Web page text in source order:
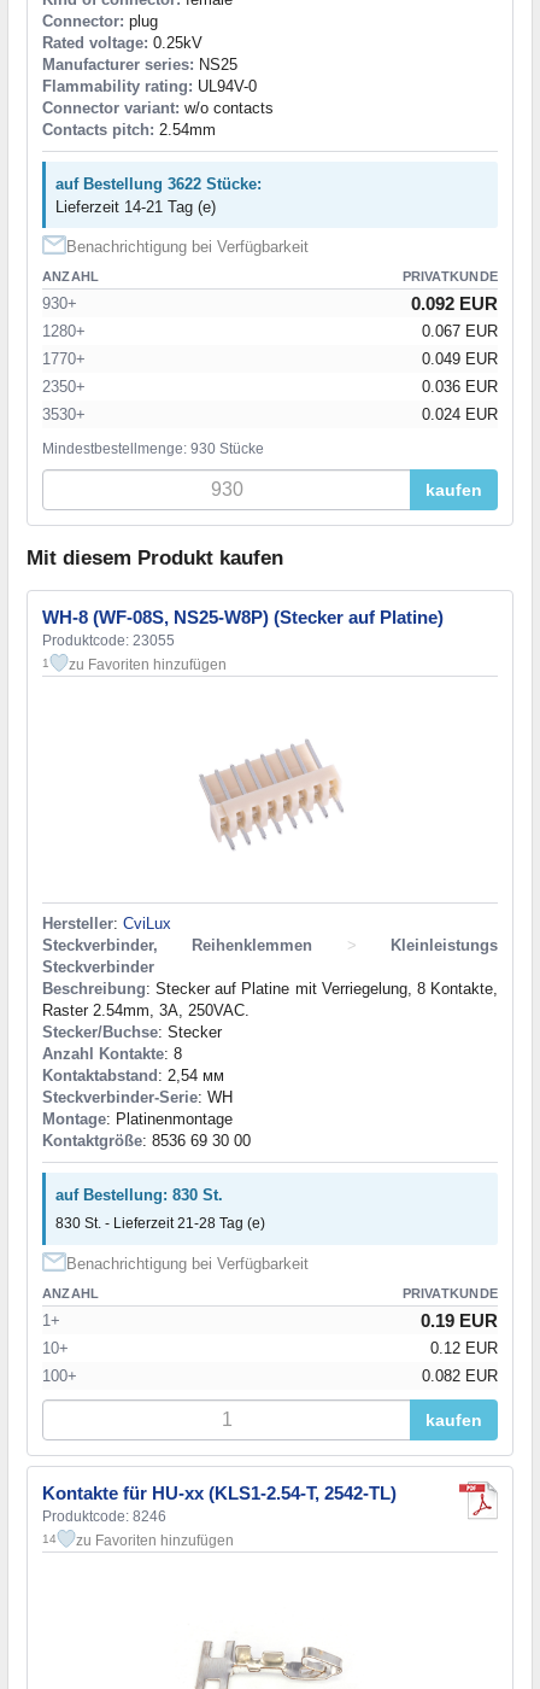
Connector: plug
Rated voltage: 0.25kV
Manufacturer series: NS25
Flammability rating: UL94V-0
Connector variant: w/o contacts
Contacts pitch: 2.54mm
auf Bestellung 3622 Stücke:
Lieferzeit 14-21 Tag (e)
Benachrichtigung bei Verfügbarkeit
ANZAHL PRIVATKUNDE
930+ 0.092 EUR
1280+
0.067 EUR
1770+
0.049 EUR
2350+
0.036 EUR
3530+
0.024 EUR
Mindestbestellmenge: 930 Stücke
kaufen
Mit diesem Produkt kaufen
WH-8 (WF-08S, NS25-W8P) (Stecker auf Platine)
Produktcode: 23055
1 zu Favoriten hinzufügen
Hersteller: CviLux
Steckverbinder, Reihenklemmen
>
Kleinleistungs
Steckverbinder
Beschreibung: Stecker auf Platine mit Verriegelung, 8 Kontakte,
Raster 2.54mm, 3A, 250VAC.
Stecker/Buchse: Stecker
Anzahl Kontakte: 8
Kontaktabstand: 2,54 мм
Steckverbinder-Serie: WH
Montage: Platinenmontage
Kontaktgröße: 8536 69 30 00
auf Bestellung: 830 St.
830 St. - Lieferzeit 21-28 Tag (e)
Benachrichtigung bei Verfügbarkeit
ANZAHL PRIVATKUNDE
1+ 0.19 EUR
10+
0.12 EUR
100+
0.082 EUR
kaufen
Kontakte für HU-xx (KLS1-2.54-T, 2542-TL)
Produktcode: 8246
14 zu Favoriten hinzufügen